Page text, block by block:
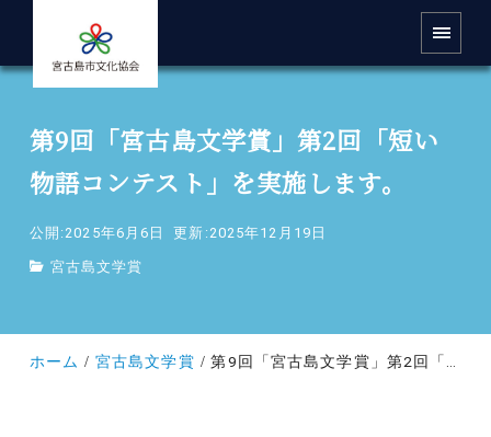
第9回「宮古島文学賞」第2回「短い
物語コンテスト」を実施します。
公開:2025年6月6日 更新:2025年12月19日
宮古島文学賞
ホーム 宮古島文学賞 第9回「宮古島文学賞」第2回「短い物語コンテスト」を実施します。